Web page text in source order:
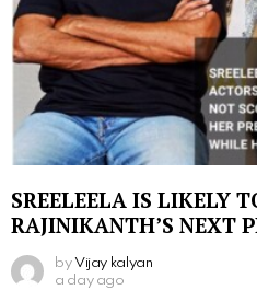
SREELEELA IS LIKELY
RAJINIKANTH’S NEXT
by Vijay kalyan
a day ago